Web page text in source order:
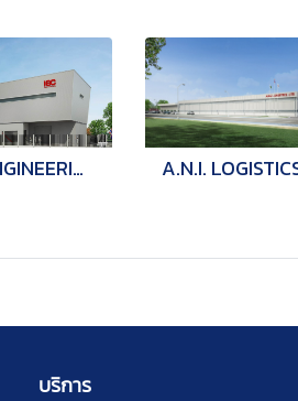
IEC ENGINEERING A.N.I.
บริการ